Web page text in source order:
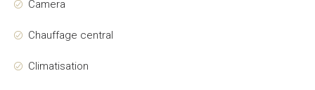
Camera
Chauffage central
Climatisation